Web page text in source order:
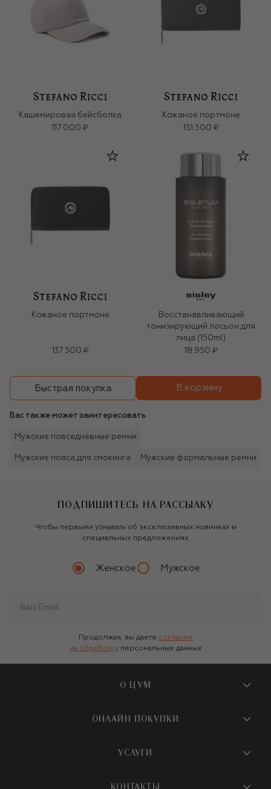
Кашемировая бейсболка
117 000 ₽
Кожаное портмоне
151 500 ₽
Кожаное портмоне
137 500 ₽
Восстанавливающий
тонизирующий лосьон для
лица (150ml)
18 950 ₽
Быстрая покупка В корзину
Вас также может заинтересовать
Мужские повседневные ремни
Мужские пояса для смокинга Мужские формальные ремни
ПОДПИШИТЕСЬ НА РАССЫЛКУ
Чтобы первыми узнавать об эксклюзивных новинках и
специальных предложениях
Женское Мужское
Продолжая, вы даете согласие
на обработку персональных данных
О ЦУМ
О магазине
Бутики и ПВЗ ЦУМ
ОНЛАЙН ПОКУПКИ
УСЛУГИ